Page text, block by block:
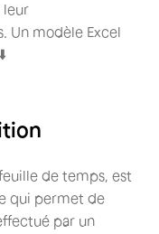
leur
Un modèle Excel
de temps, est
qui permet de
par un